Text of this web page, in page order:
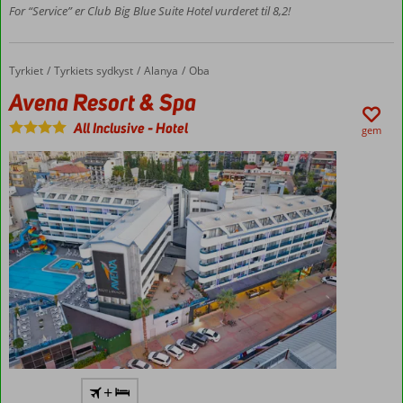
Værelser
med
5
For “Service” er Club Big Blue Suite Hotel vurderet til 8,2!
Forside
Tyrkiet Tyrkiets sydkyst Alanya Oba
Avena Resort & Spa
Avena Resort & Spa
All Inclusive-Hotel gem
+